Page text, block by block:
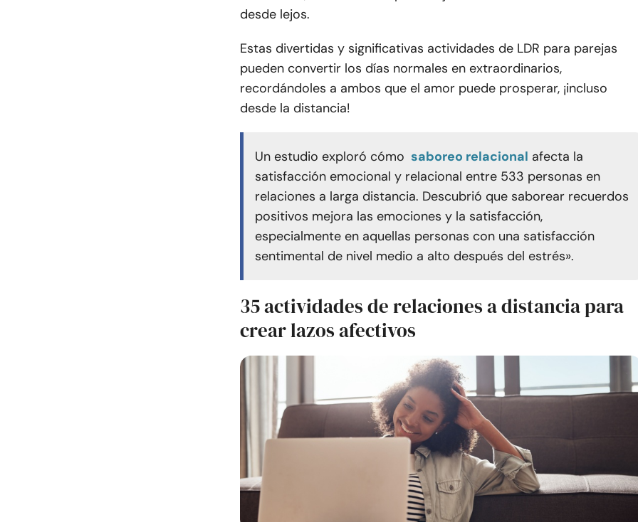
desde lejos.
Estas divertidas y significativas actividades de LDR para parejas
pueden convertir los días normales en extraordinarios,
recordándoles a ambos que el amor puede prosperar, ¡incluso
desde la distancia!
Un estudio exploró cómo saboreo relacional afecta la
satisfacción emocional y relacional entre 533 personas en
relaciones a larga distancia. Descubrió que saborear recuerdos
positivos mejora las emociones y la satisfacción,
especialmente en aquellas personas con una satisfacción
sentimental de nivel medio a alto después del estrés».
35 actividades de relaciones a distancia para
crear lazos afectivos